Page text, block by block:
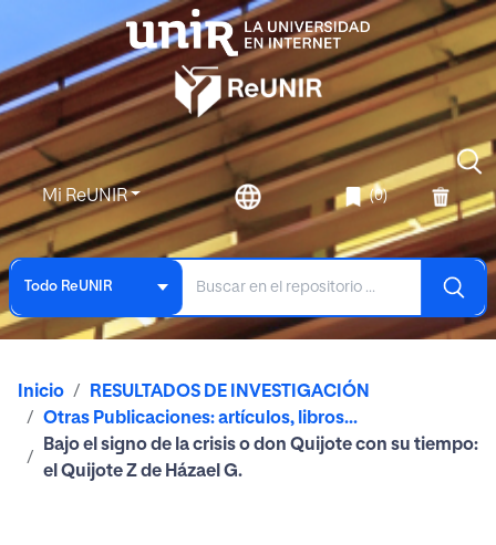
Mi ReUNIR (0)
Todo ReUNIR
Inicio
RESULTADOS DE INVESTIGACIÓN
Otras Publicaciones: artículos, libros...
Bajo el signo de la crisis o don Quijote con su tiempo:
el Quijote Z de Házael G.